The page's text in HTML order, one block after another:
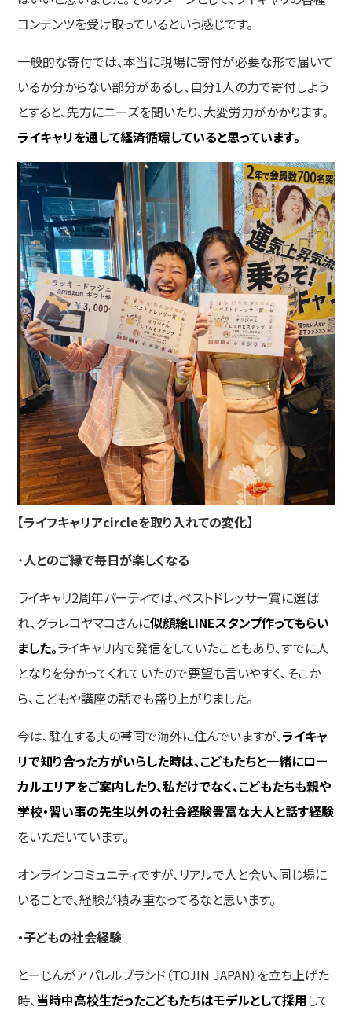
コンテンツを受け取っているという感じです。
一般的な寄付では、本当に現場に寄付が必要な形で届いて
いるか分からない部分があるし、自分1人の力で寄付しよう
とすると、先方にニーズを聞いたり、大変労力がかかります。
ライキャリを通して経済循環していると思っています。
【ライフキャリアcircleを取り入れての変化】
・人とのご縁で毎日が楽しくなる
ライキャリ2周年パーティでは、ベストドレッサー賞に選ば
れ、グラレコヤマコさんに似顔絵LINEスタンプ作ってもらい
ました。ライキャリ内で発信をしていたこともあり、すでに人
となりを分かってくれていたので要望も言いやすく、そこか
ら、こどもや講座の話でも盛り上がりました。
今は、駐在する夫の帯同で海外に住んでいますが、ライキャ
リで知り合った方がいらした時は、こどもたちと一緒にロー
カルエリアをご案内したり、私だけでなく、こどもたちも親や
学校・習い事の先生以外の社会経験豊富な大人と話す経験
をいただいています。
オンラインコミュニティですが、リアルで人と会い、同じ場に
いることで、経験が積み重なってるなと思います。
・子どもの社会経験
とーじんがアパレルブランド（TOJIN JAPAN）を立ち上げた
時、 当時中高校生だったこどもたちはモデルとして採用して